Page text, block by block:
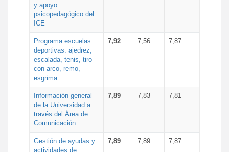
y apoyo
psicopedagógico del
ICE
Programa escuelas
deportivas: ajedrez,
escalada, tenis, tiro
con arco, remo,
esgrima...
7,92 7,56 7,87
Información general
de la Universidad a
través del Área de
Comunicación
7,89 7,83 7,81
Gestión de ayudas y
actividades de
7,89 7,89 7,87